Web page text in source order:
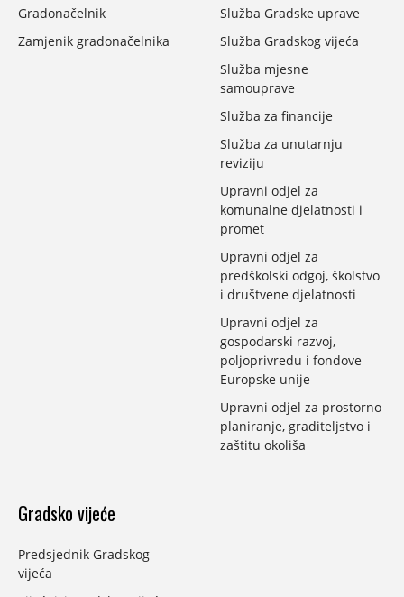
Gradonačelnik
Zamjenik gradonačelnika
Služba Gradske uprave
Služba Gradskog vijeća
Služba mjesne
samouprave
Služba za financije
Služba za unutarnju
reviziju
Upravni odjel za
komunalne djelatnosti i
promet
Upravni odjel za
predškolski odgoj, školstvo
i društvene djelatnosti
Upravni odjel za
gospodarski razvoj,
poljoprivredu i fondove
Europske unije
Upravni odjel za prostorno
planiranje, graditeljstvo i
zaštitu okoliša
Gradsko vijeće
Predsjednik Gradskog
vijeća